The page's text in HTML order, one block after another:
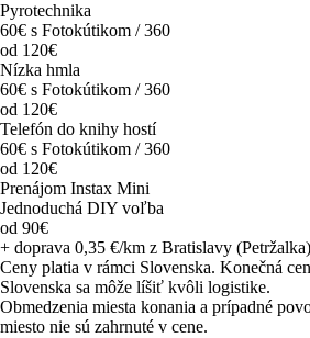
Pyrotechnika
60€ s Fotokútikom / 360
od 120€
Nízka hmla
60€ s Fotokútikom / 360
od 120€
Telefón do knihy hostí
60€ s Fotokútikom / 360
od 120€
Prenájom Instax Mini
Jednoduchá DIY voľba
od 90€
+ doprava 0,35 €/km z Bratislavy (Petržalka)
Ceny platia v rámci Slovenska. Konečná
Slovenska sa môže líšiť kvôli logistike.
Obmedzenia miesta konania a prípadné
miesto nie sú zahrnuté v cene.